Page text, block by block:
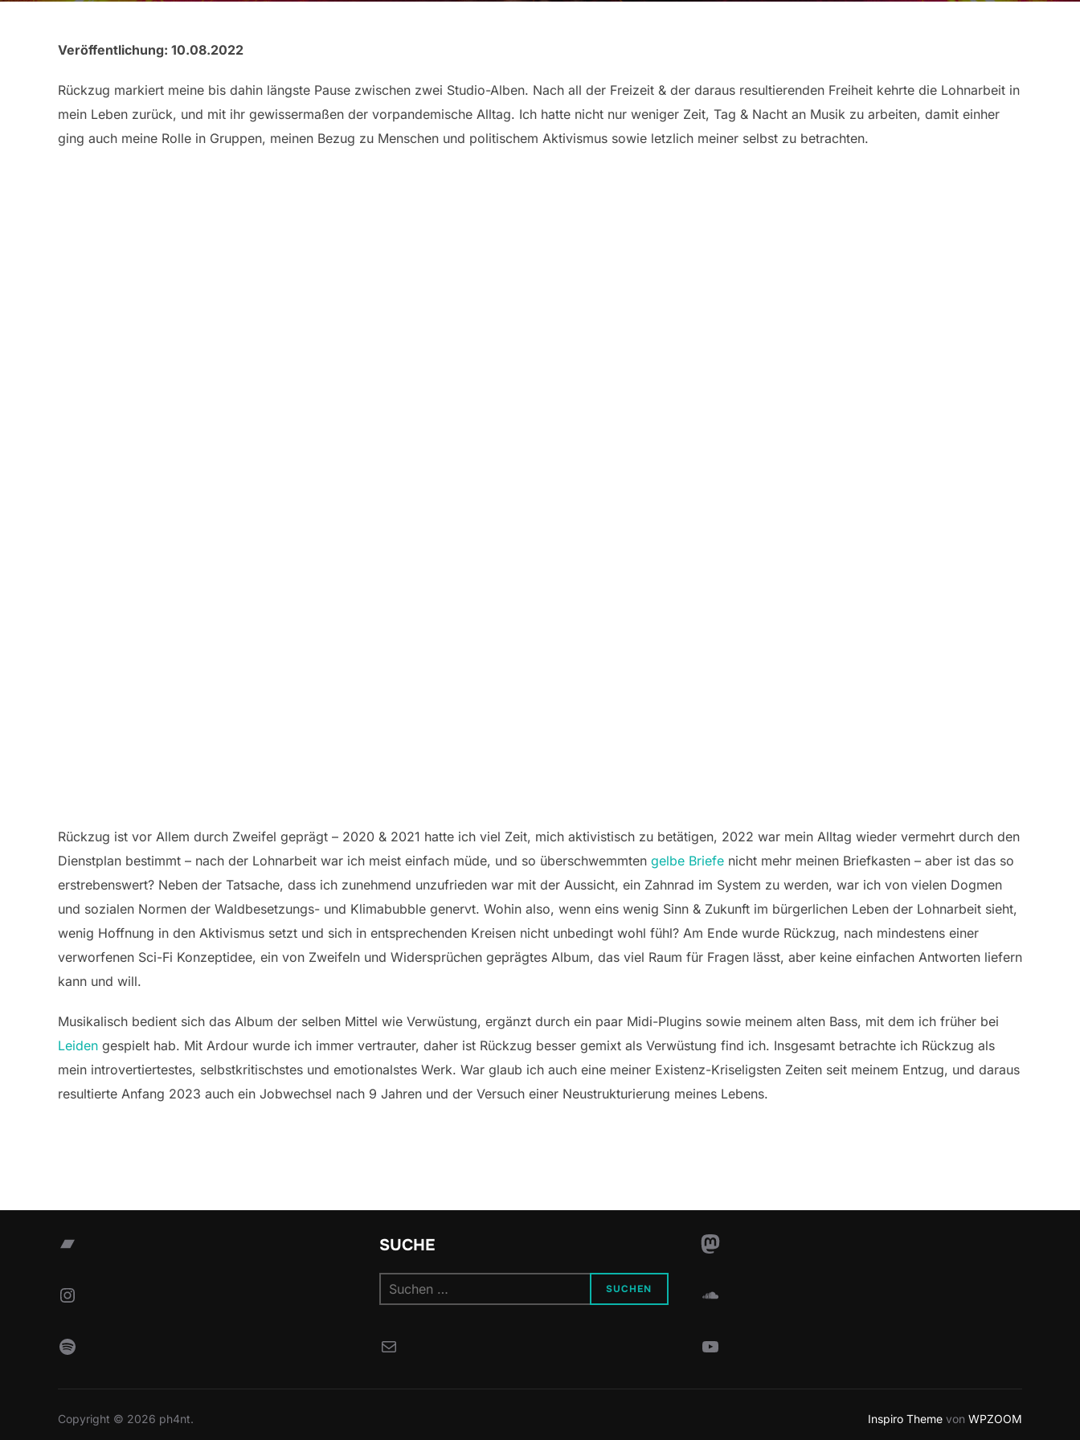
Veröffentlichung: 10.08.2022
Rückzug markiert meine bis dahin längste Pause zwischen zwei Studio-Alben. Nach all der Freizeit & der daraus resultierenden Freiheit kehrte die Lohnarbeit in
mein Leben zurück, und mit ihr gewissermaßen der vorpandemische Alltag. Ich hatte nicht nur weniger Zeit, Tag & Nacht an Musik zu arbeiten, damit einher
ging auch meine Rolle in Gruppen, meinen Bezug zu Menschen und politischem Aktivismus sowie letzlich meiner selbst zu betrachten.
Rückzug ist vor Allem durch Zweifel geprägt – 2020 & 2021 hatte ich viel Zeit, mich aktivistisch zu betätigen, 2022 war mein Alltag wieder vermehrt durch den
Dienstplan bestimmt – nach der Lohnarbeit war ich meist einfach müde, und so überschwemmten gelbe Briefe nicht mehr meinen Briefkasten – aber ist das so
erstrebenswert? Neben der Tatsache, dass ich zunehmend unzufrieden war mit der Aussicht, ein Zahnrad im System zu werden, war ich von vielen Dogmen
und sozialen Normen der Waldbesetzungs- und Klimabubble genervt. Wohin also, wenn eins wenig Sinn & Zukunft im bürgerlichen Leben der Lohnarbeit sieht,
wenig Hoffnung in den Aktivismus setzt und sich in entsprechenden Kreisen nicht unbedingt wohl fühl? Am Ende wurde Rückzug, nach mindestens einer
verworfenen Sci-Fi Konzeptidee, ein von Zweifeln und Widersprüchen geprägtes Album, das viel Raum für Fragen lässt, aber keine einfachen Antworten liefern
kann und will.
Musikalisch bedient sich das Album der selben Mittel wie Verwüstung, ergänzt durch ein paar Midi-Plugins sowie meinem alten Bass, mit dem ich früher bei
Leiden gespielt hab. Mit Ardour wurde ich immer vertrauter, daher ist Rückzug besser gemixt als Verwüstung find ich. Insgesamt betrachte ich Rückzug als
mein introvertiertestes, selbstkritischstes und emotionalstes Werk. War glaub ich auch eine meiner Existenz-Kriseligsten Zeiten seit meinem Entzug, und daraus
resultierte Anfang 2023 auch ein Jobwechsel nach 9 Jahren und der Versuch einer Neustrukturierung meines Lebens.
Bandcamp
Instagram
Spotify
SUCHE
Suchen
nach:
SUCHEN
E-Mail
Mastodon
SoundCloud
YouTube
Copyright © 2026 ph4nt. Inspiro Theme von WPZOOM